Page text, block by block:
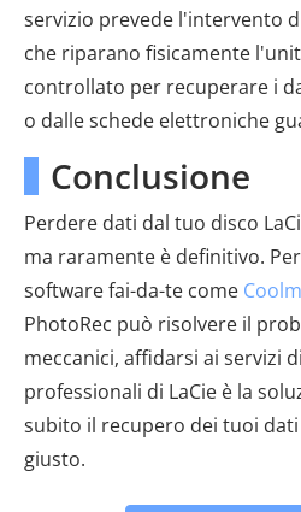
servizio prevede l'intervento
che riparano fisicamente
controllato per recuperare i
o dalle schede elettroniche
Conclusione
Perdere dati dal tuo disco
ma raramente è definitivo.
software fai-da-te come
PhotoRec può risolvere il
meccanici, affidarsi ai servizi
professionali di LaCie è la
subito il recupero dei tuoi
giusto.